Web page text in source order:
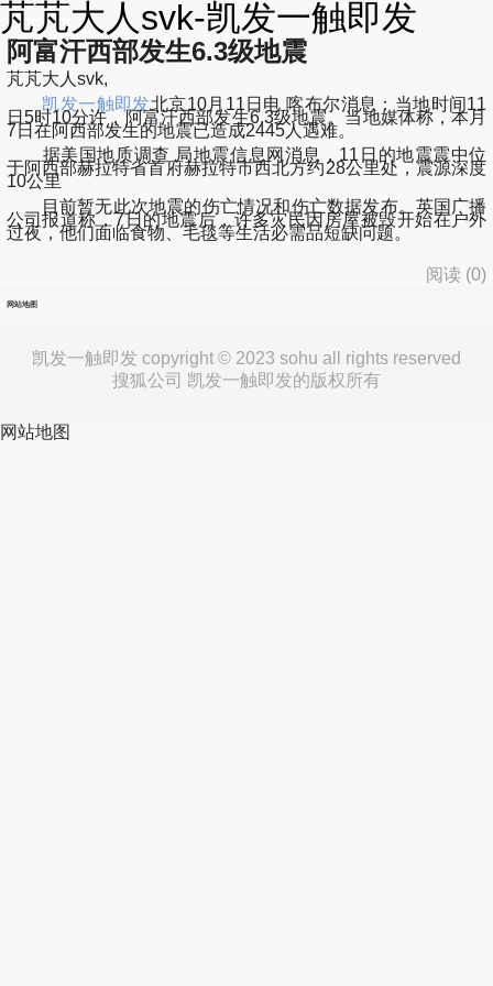
芃芃大人svk-凯发一触即发
阿富汗西部发生6.3级地震
芃芃大人svk,
凯发一触即发北京10月11日电 喀布尔消息：当地时间11
日5时10分许，阿富汗西部发生6.3级地震。当地媒体称，本月
7日在阿西部发生的地震已造成2445人遇难。
据美国地质调查 局地震信息网消息，11日的地震震中位
于阿西部赫拉特省首府赫拉特市西北方约28公里处，震源深度
10公里
目前暂无此次地震的伤亡情况和伤亡数据发布。英国广播
公司报道称，7日的地震后，许多灾民因房屋被毁开始在户外
过夜，他们面临食物、毛毯等生活必需品短缺问题。
阅读 (0)
网站地图
凯发一触即发 copyright © 2023 sohu all rights reserved
搜狐公司 凯发一触即发的版权所有
网站地图